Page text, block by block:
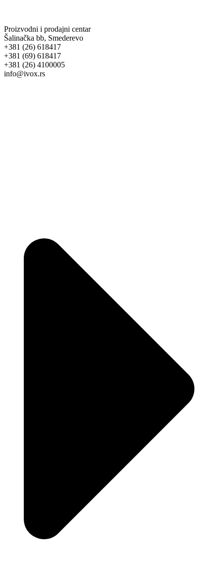
Proizvodni i prodajni centar
Šalinačka bb, Smederevo
+381 (26) 618417
+381 (69) 618417
+381 (26) 4100005
info@ivox.rs